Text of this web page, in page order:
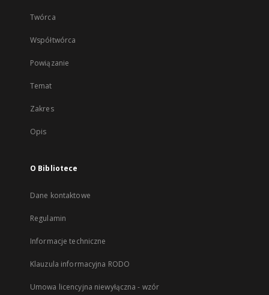
Twórca
Współtwórca
Powiązanie
Temat
Zakres
Opis
O Bibliotece
Dane kontaktowe
Regulamin
Informacje techniczne
Klauzula informacyjna RODO
Umowa licencyjna niewyłączna - wzór